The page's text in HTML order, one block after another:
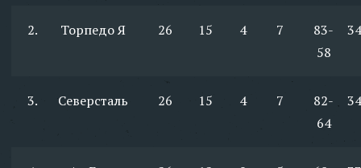
2. Торпедо Я 26 15 4 7
83-
58
34
3. Северсталь 26 15 4 7
82-
64
34